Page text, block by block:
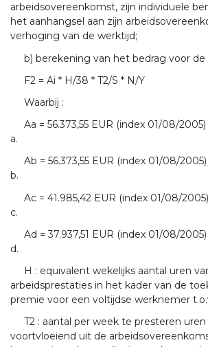
arbeidsovereenkomst, zijn individuele
het aanhangsel aan zijn
verhoging van de werktijd;
b) berekening van het bedrag voor
F2 = Ai * H/38 * T2/S * N/Y
Waarbij :
Aa = 56.373,55 EUR (index 01/08/
a.
Ab = 56.373,55 EUR (index 01/08/
b.
Ac = 41.985,42 EUR (index 01/08/
c.
Ad = 37.937,51 EUR (index 01/08/
d.
H : equivalent wekelijks aantal uren
arbeidsprestaties in het kader van de
premie voor een voltijdse werknemer
T2 : aantal per week te presteren uren
voortvloeiend uit de